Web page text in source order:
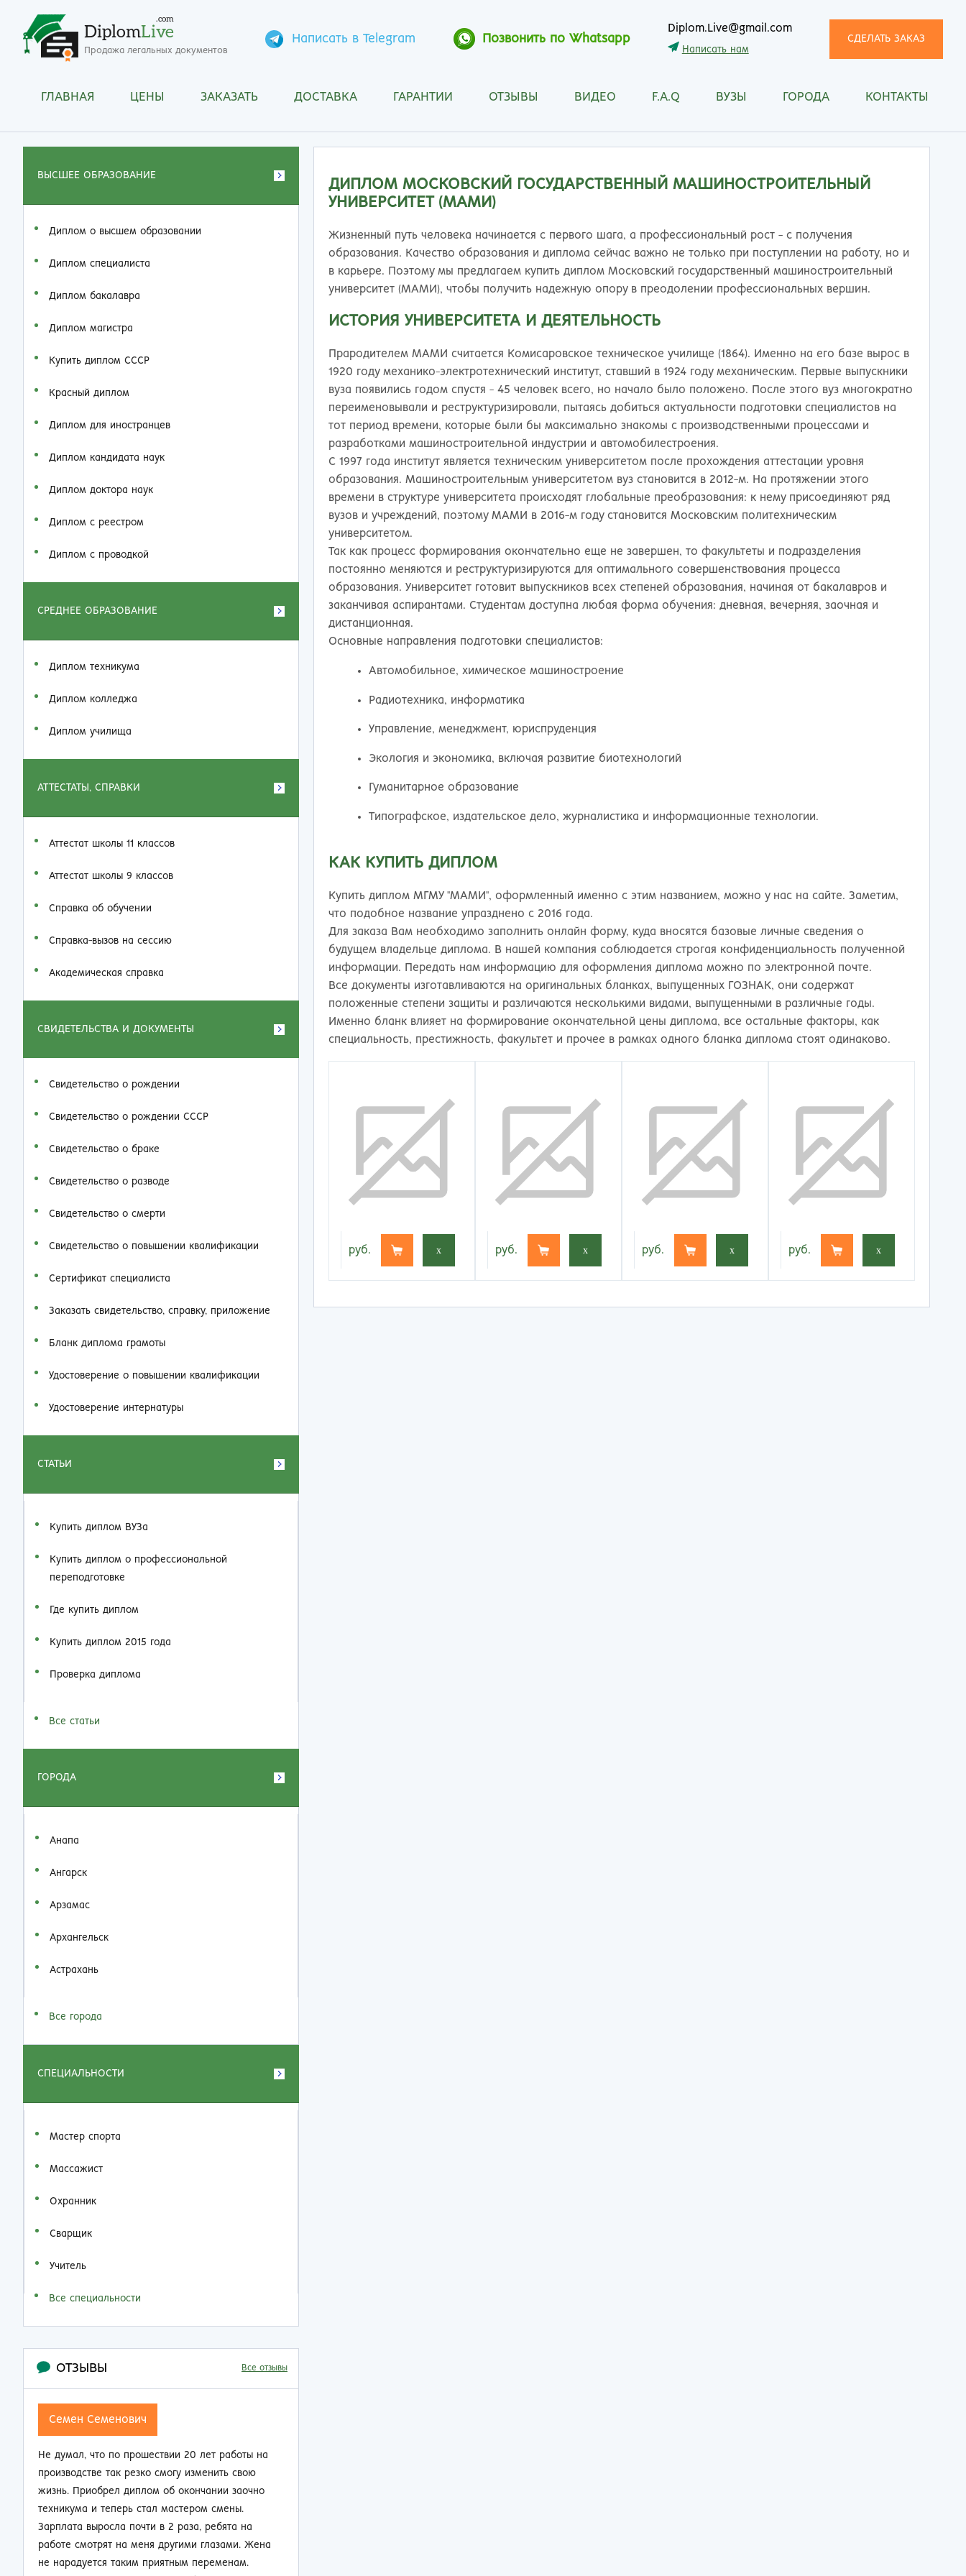
DiplomLive
.com
Продажа легальных документов
Написать в Telegram Позвонить по Whatsapp
Diplom.Live@gmail.com
Написать нам
СДЕЛАТЬ ЗАКАЗ
ГЛАВНАЯ ЦЕНЫ ЗАКАЗАТЬ ДОСТАВКА ГАРАНТИИ ОТЗЫВЫ ВИДЕО F.A.Q ВУЗЫ ГОРОДА
Архангельск
Астрахань
Белгород
Бийск
Благовещенск
Братск
Великий Новгород
Владикавказ
Владимир
Волгоград
Волжский
Вологда
Воронеж
Грозный
Екатеринбург
Иваново
Ижевск
Йошкар-Ола
Казань
Калининград
Калуга
Киров
Курган
Магнитогорск
Махачкала
Москва
Мурманск
Набережные Челны
Находка
Нижневартовск
Нижний Новгород
Нижний Тагил
Новокузнец
Новороссийск
Новосибирск
Омск
Орел
Оренбург
Пенза
Пермь
Петрозаводск
Петропавловск Камчатский
Саранск
Сочи
Ставрополь
Стерлитамак
Сургут
Тверь
Тольятти
Томск
Тула
Тюмень
Ульяновск
Уфа
Хабаровск
Химки
Челябинск
Череповец
Чита
Якутск
КОНТАКТЫ
ВЫСШЕЕ ОБРАЗОВАНИЕ
Диплом о высшем образовании
Диплом специалиста
Диплом бакалавра
Диплом магистра
Купить диплом СССР
Красный диплом
Диплом для иностранцев
Диплом кандидата наук
Диплом доктора наук
Диплом с реестром
Диплом с проводкой
СРЕДНЕЕ ОБРАЗОВАНИЕ
Диплом техникума
Диплом колледжа
Диплом училища
АТТЕСТАТЫ, СПРАВКИ
Аттестат школы 11 классов
Аттестат школы 9 классов
Справка об обучении
Справка-вызов на сессию
Академическая справка
СВИДЕТЕЛЬСТВА И ДОКУМЕНТЫ
Свидетельство о рождении
Свидетельство о рождении СССР
Свидетельство о браке
Свидетельство о разводе
Свидетельство о смерти
Свидетельство о повышении квалификации
Сертификат специалиста
Заказать cвидетельство, справку, приложение
Бланк диплома грамоты
Удостоверение о повышении квалификации
Удостоверение интернатуры
СТАТЬИ
Купить диплом ВУЗа
Купить диплом о профессиональной
переподготовке
Где купить диплом
Купить диплом 2015 года
Проверка диплома
Все статьи
ГОРОДА
Анапа
Ангарск
Арзамас
Архангельск
Астрахань
Все города
СПЕЦИАЛЬНОСТИ
Мастер спорта
Массажист
Охранник
Сварщик
Учитель
Все специальности
ОТЗЫВЫ Все отзывы
Семен Семенович
Не думал, что по прошествии 20 лет работы на
производстве так резко смогу изменить свою
жизнь. Приобрел диплом об окончании заочно
техникума и теперь стал мастером смены.
Зарплата выросла почти в 2 раза, ребята на
работе смотрят на меня другими глазами. Жена
не нарадуется таким приятным переменам.
ДИПЛОМ МОСКОВСКИЙ ГОСУДАРСТВЕННЫЙ МАШИНОСТРОИТЕЛЬНЫЙ
УНИВЕРСИТЕТ (МАМИ)
Жизненный путь человека начинается с первого шага, а профессиональный рост - с получения
образования. Качество образования и диплома сейчас важно не только при поступлении на работу, но и
в карьере. Поэтому мы предлагаем купить диплом Московский государственный машиностроительный
университет (МАМИ), чтобы получить надежную опору в преодолении профессиональных вершин.
ИСТОРИЯ УНИВЕРСИТЕТА И ДЕЯТЕЛЬНОСТЬ
Прародителем МАМИ считается Комисаровское техническое училище (1864). Именно на его базе вырос в
1920 году механико-электротехнический институт, ставший в 1924 году механическим. Первые выпускники
вуза появились годом спустя - 45 человек всего, но начало было положено. После этого вуз многократно
переименовывали и реструктуризировали, пытаясь добиться актуальности подготовки специалистов на
тот период времени, которые были бы максимально знакомы с производственными процессами и
разработками машиностроительной индустрии и автомобилестроения.
С 1997 года институт является техническим университетом после прохождения аттестации уровня
образования. Машиностроительным университетом вуз становится в 2012-м. На протяжении этого
времени в структуре университета происходят глобальные преобразования: к нему присоединяют ряд
вузов и учреждений, поэтому МАМИ в 2016-м году становится Московским политехническим
университетом.
Так как процесс формирования окончательно еще не завершен, то факультеты и подразделения
постоянно меняются и реструктуризируются для оптимального совершенствования процесса
образования. Университет готовит выпускников всех степеней образования, начиная от бакалавров и
заканчивая аспирантами. Студентам доступна любая форма обучения: дневная, вечерняя, заочная и
дистанционная.
Основные направления подготовки специалистов:
Автомобильное, химическое машиностроение
Радиотехника, информатика
Управление, менеджмент, юриспруденция
Экология и экономика, включая развитие биотехнологий
Гуманитарное образование
Типографское, издательское дело, журналистика и информационные технологии.
КАК КУПИТЬ ДИПЛОМ
Купить диплом МГМУ "МАМИ", оформленный именно с этим названием, можно у нас на сайте. Заметим,
что подобное название упразднено с 2016 года.
Для заказа Вам необходимо заполнить онлайн форму, куда вносятся базовые личные сведения о
будущем владельце диплома. В нашей компания соблюдается строгая конфиденциальность полученной
информации. Передать нам информацию для оформления диплома можно по электронной почте.
Все документы изготавливаются на оригинальных бланках, выпущенных ГОЗНАК, они содержат
положенные степени защиты и различаются несколькими видами, выпущенными в различные годы.
Именно бланк влияет на формирование окончательной цены диплома, все остальные факторы, как
специальность, престижность, факультет и прочее в рамках одного бланка диплома стоят одинаково.
руб. x руб. x руб. x руб. x